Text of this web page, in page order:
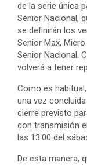
de la serie única
Senior Nacional,
se definirán los
Senior Max,
Senior Nacional.
volverá a tener
Como es
una vez
cierre previsto
con transmisión
las 13:00 del
De esta manera,